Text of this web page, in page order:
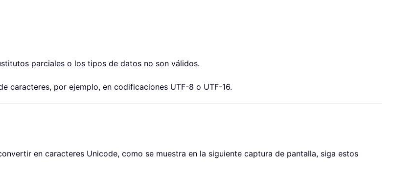
parciales o los tipos de datos no son válidos.
caracteres, por ejemplo, en codificaciones UTF-8 o UTF-16.
en caracteres Unicode, como se muestra en la siguiente captura de pantalla, siga estos